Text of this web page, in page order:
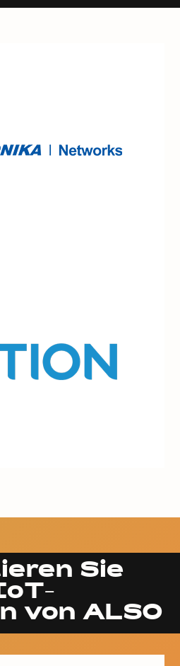
Sie
von ALSO